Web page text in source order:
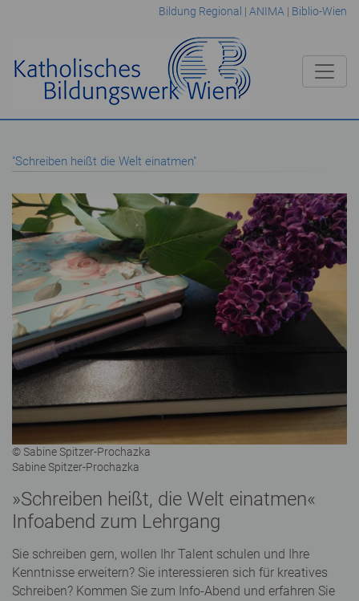
Bildung Regional | ANIMA | Biblio-Wien
"Schreiben heißt die Welt einatmen"
© Sabine Spitzer-Prochazka
Sabine Spitzer-Prochazka
»Schreiben heißt, die Welt einatmen«
Infoabend zum Lehrgang
Sie schreiben gern, wollen Ihr Talent schulen und Ihre
Kenntnisse erweitern? Sie interessieren sich für kreatives
Schreiben? Kommen Sie zum Info-Abend und erfahren Sie